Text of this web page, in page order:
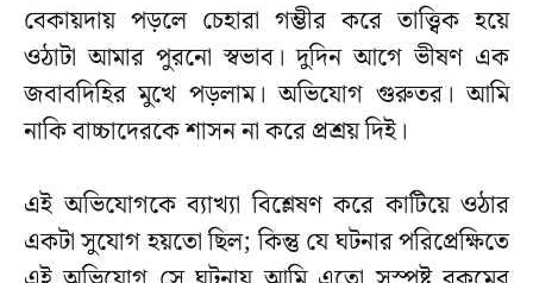
বেকায়দায় পড়লে চেহারা গম্ভীর করে তাত্ত্বিক হয়ে
ওঠাটা আমার পুরনো স্বভাব। দুদিন আগে ভীষণ এক
জবাবদিহির মুখে পড়লাম। অভিযোগ গুরুতর। আমি
নাকি বাচ্চাদেরকে শাসন না করে প্রশ্রয় দিই।
এই অভিযোগকে ব্যাখ্যা বিশ্লেষণ করে কাটিয়ে ওঠার
একটা সুযোগ হয়তো ছিল; কিন্তু যে ঘটনার পরিপ্রেক্ষিতে